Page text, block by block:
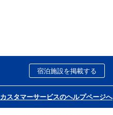
宿泊施設を掲載する
カスタマーサービスのヘルプページへ